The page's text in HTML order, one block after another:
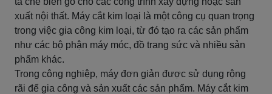
xuất nội thất. Máy cắt kim loại là một công cụ quan trọng
trong việc gia công kim loại, từ đó tạo ra các sản phẩm
như các bộ phận máy móc, đồ trang sức và nhiều sản
phẩm khác.
Trong công nghiệp, máy đơn giản được sử dụng rộng
rãi để gia công và sản xuất các sản phẩm. Máy cắt kim